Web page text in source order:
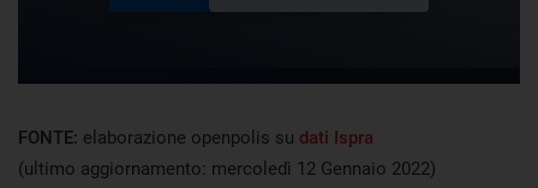
FONTE: elaborazione openpolis su dati Ispra
(ultimo aggiornamento: mercoledì 12 Gennaio 2022)